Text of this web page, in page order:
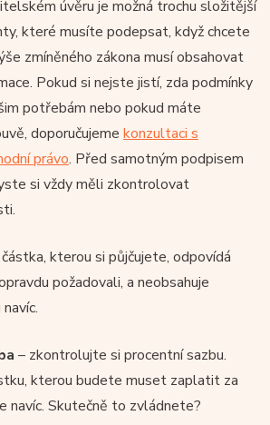
úvěru je možná trochu složitější
které musíte podepsat, když chcete
zmíněného zákona musí obsahovat
Pokud si nejste jistí, zda podmínky
potřebám nebo pokud máte
doporučujeme konzultaci s
právo. Před samotným podpisem
si vždy měli zkontrolovat
kterou si půjčujete, odpovídá
požadovali, a neobsahuje
– zkontrolujte si procentní sazbu.
kterou budete muset zaplatit za
navíc. Skutečně to zvládnete?